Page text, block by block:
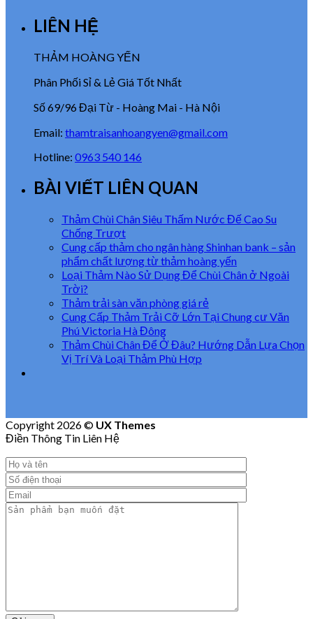
LIÊN HỆ
THẢM HOÀNG YẾN
Phân Phối Sỉ & Lẻ Giá Tốt Nhất
Số 69/96 Đại Từ - Hoàng Mai - Hà Nội
Email: thamtraisanhoangyen@gmail.com
Hotline: 0963 540 146
BÀI VIẾT LIÊN QUAN
Thảm Chùi Chân Siêu Thấm Nước Đế Cao Su
Chống Trượt
Cung cấp thảm cho ngân hàng Shinhan bank – sản
phẩm chất lượng từ thảm hoàng yến
Loại Thảm Nào Sử Dụng Để Chùi Chân ở Ngoài
Trời?
Thảm trải sàn văn phòng giá rẻ
Cung Cấp Thảm Trải Cỡ Lớn Tại Chung cư Văn
Phú Victoria Hà Đông
Thảm Chùi Chân Để Ở Đâu? Hướng Dẫn Lựa Chọn
Vị Trí Và Loại Thảm Phù Hợp
Copyright 2026 © UX Themes
Điền Thông Tin Liên Hệ